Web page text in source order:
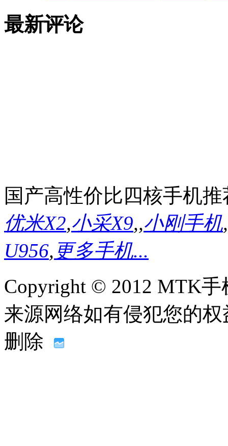
最新评论
国产高性价比四核手机推
优米X2,小采X9,,小刚手机,
U956, 更多手机...
Copyright © 2012 MTK
来源网络如有侵犯您的
删除